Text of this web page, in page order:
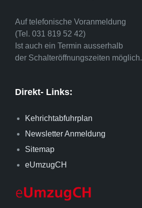
Auf telefonische Voranmeldung
(Tel. 031 819 52 42)
Ist auch ein Termin ausserhalb
der Schalteröffnungszeiten möglich.
Direkt- Links:
Kehrichtabfuhrplan
Newsletter Anmeldung
Sitemap
eUmzugCH